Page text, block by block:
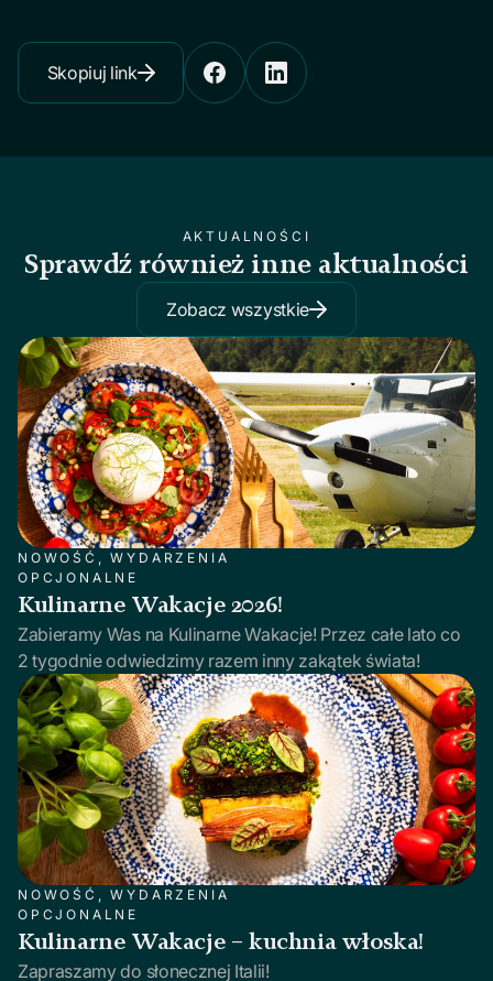
Skopiuj link
AKTUALNOŚCI
Sprawdź również inne aktualności
Zobacz wszystkie
NOWOŚĆ, WYDARZENIA
OPCJONALNE
Kulinarne Wakacje 2026!
Zabieramy Was na Kulinarne Wakacje! Przez całe lato co
2 tygodnie odwiedzimy razem inny zakątek świata!
NOWOŚĆ, WYDARZENIA
OPCJONALNE
Kulinarne Wakacje – kuchnia włoska!
Zapraszamy do słonecznej Italii!